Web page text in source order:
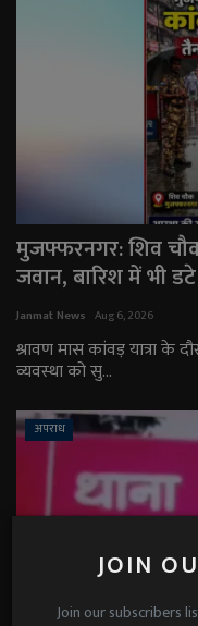
JOIN
Join our subscribers
मुजफ्फरनगर: शिव
जवान, बारिश में भी डटे
Janmat News Aug 6, 2026
श्रावण मास कांवड़ यात्रा के
व्यवस्था को सु...
अपराध